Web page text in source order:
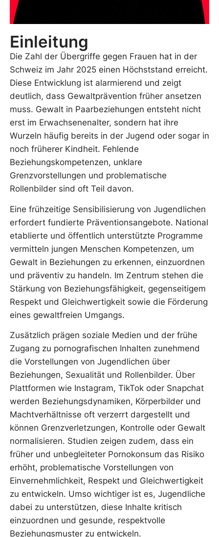
Einleitung
Die Zahl der Übergriffe gegen Frauen hat in der
Schweiz im Jahr 2025 einen Höchststand erreicht.
Diese Entwicklung ist alarmierend und zeigt
deutlich, dass Gewaltprävention früher ansetzen
muss. Gewalt in Paarbeziehungen entsteht nicht
erst im Erwachsenenalter, sondern hat ihre
Wurzeln häufig bereits in der Jugend oder sogar in
noch früherer Kindheit. Fehlende
Beziehungskompetenzen, unklare
Grenzvorstellungen und problematische
Rollenbilder sind oft Teil davon.
Eine frühzeitige Sensibilisierung von Jugendlichen
erfordert fundierte Präventionsangebote. National
etablierte und öffentlich unterstützte Programme
vermitteln jungen Menschen Kompetenzen, um
Gewalt in Beziehungen zu erkennen, einzuordnen
und präventiv zu handeln. Im Zentrum stehen die
Stärkung von Beziehungsfähigkeit, gegenseitigem
Respekt und Gleichwertigkeit sowie die Förderung
eines gewaltfreien Umgangs.
Zusätzlich prägen soziale Medien und der frühe
Zugang zu pornografischen Inhalten zunehmend
die Vorstellungen von Jugendlichen über
Beziehungen, Sexualität und Rollenbilder. Über
Plattformen wie Instagram, TikTok oder Snapchat
werden Beziehungsdynamiken, Körperbilder und
Machtverhältnisse oft verzerrt dargestellt und
können Grenzverletzungen, Kontrolle oder Gewalt
normalisieren. Studien zeigen zudem, dass ein
früher und unbegleiteter Pornokonsum das Risiko
erhöht, problematische Vorstellungen von
Einvernehmlichkeit, Respekt und Gleichwertigkeit
zu entwickeln. Umso wichtiger ist es, Jugendliche
dabei zu unterstützen, diese Inhalte kritisch
einzuordnen und gesunde, respektvolle
Beziehungsmuster zu entwickeln.